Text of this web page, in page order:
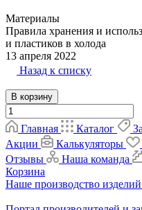
Материалы
Правила хранения и
и пластиков в холода
13 апреля 2022
Назад к списку
В корзину
Главная Каталог
Акции
Калькуляторы
Отзывы
Наша команда
Корзина
Наше производство изделий